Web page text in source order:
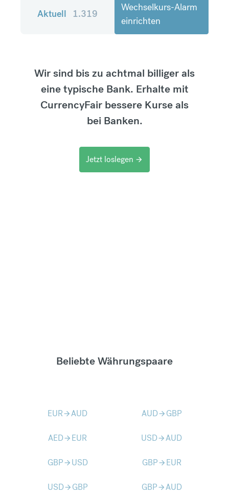
Aktuell 1.319
Wechselkurs-Alarm
einrichten
Wir sind bis zu achtmal billiger als
eine typische Bank. Erhalte mit
CurrencyFair bessere Kurse als
bei Banken.
Jetzt loslegen arrow_forward
Beliebte Währungspaare
EURarrow_forwardAUD AUDarrow_forward GBP
AEDarrow_forward EUR USDarrow_forwardAUD
GBParrow_forward USD GBParrow_forward EUR
USDarrow_forward GBP GBParrow_forwardAUD